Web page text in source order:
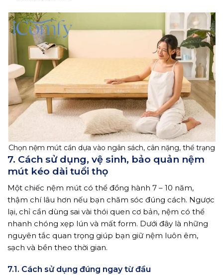
Chọn nệm mút cần dựa vào ngân sách, cân nặng, thể trạng
7. Cách sử dụng, vệ sinh, bảo quản nệm
mút kéo dài tuổi thọ
Một chiếc nệm mút có thể đồng hành 7 – 10 năm,
thậm chí lâu hơn nếu bạn chăm sóc đúng cách. Ngược
lại, chỉ cần dùng sai vài thói quen cơ bản, nệm có thể
nhanh chóng xẹp lún và mất form. Dưới đây là những
nguyên tắc quan trọng giúp bạn giữ nệm luôn êm,
sạch và bền theo thời gian.
7.1. Cách sử dụng đúng ngay từ đầu